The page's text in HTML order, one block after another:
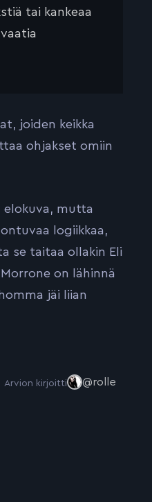
tai kankeaa
joiden keikka
ohjakset omiin
elokuva, mutta
logiikkaa,
se taitaa ollakin Eli
on lähinnä
jäi liian
Arvion kirjoitti @rolle